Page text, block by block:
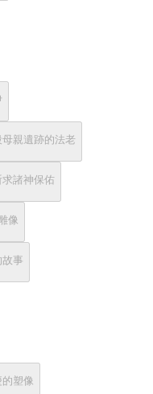
親遺跡的法老
諸神保佑
像
事
塑像